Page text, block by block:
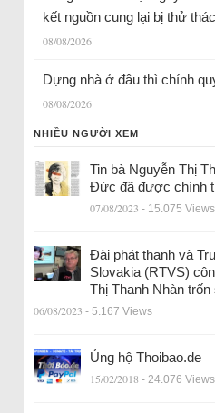
kết nguồn cung lại bị thử
08/08/2026
Dựng nhà ở đâu thì chính
08/08/2026
NHIỀU NGƯỜI XEM
Tin bà Nguyễn Thị
Đức đã được chính
07/08/2023 - 15.075 Views
Đài phát thanh và
Slovakia (RTVS)
Thị Thanh Nhàn
06/08/2023 - 5.167 Views
Ủng hộ Thoibao.de
15/02/2018 - 24.076 Views